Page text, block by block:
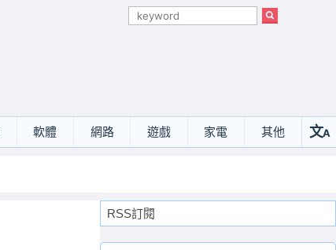
軟體 網路 遊戲 家電 其他 文A
RSS訂閱